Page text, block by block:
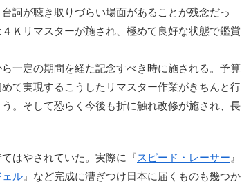
詞が聴き取りづらい場面があることが残念だっ
Ｋリマスターが施され、極めて良好な状態で鑑賞
一定の期間を経た記念すべき時に施される。予算
て実現するこうしたリマスター作業がきちんと行
。そして恐らく今後も折に触れ改修が施され、長
はやされていた。実際に『スピード・レーサー 』
ル 』など完成に漕ぎつけ日本に届くものも幾つか